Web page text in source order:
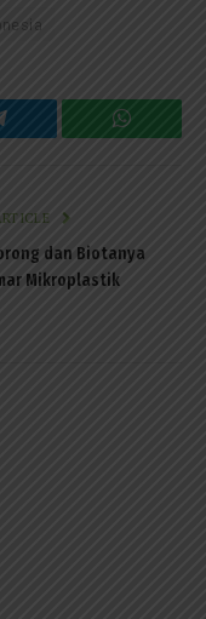
dan Biotanya
Mikroplastik